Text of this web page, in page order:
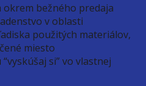
bežného predaja
v oblasti
použitých materiálov,
miesto
si” vo vlastnej